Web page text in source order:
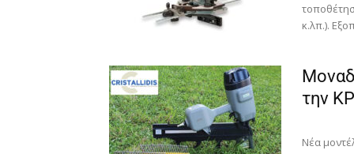
κ.λπ.).
την
Νέα